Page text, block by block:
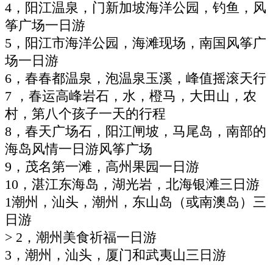
4，阳江温泉，门新加坡海洋公园，钓鱼，风
筝广场一日游
5，阳江市海洋公园，海滩现场，南国风筝广
场一日游
6，春春都温泉，泡温泉玉溪，峰值摇滚天行
7 ，春运高峰岩石，水，橙马，大田山，农
村，第八个孩子一天的行程
8，春天广场石，阳江闸坡，马尾岛，南部的
海岛风情一日游风筝广场
9，茂名第一滩，高州果园一日游
10，湛江东海岛，湖光岩，北海银滩三日游
1潮州，汕头，潮州，东山岛（或南澳岛）三
日游
> 2，潮州美食祈福一日游
3，潮州，汕头，厦门和武夷山三日游